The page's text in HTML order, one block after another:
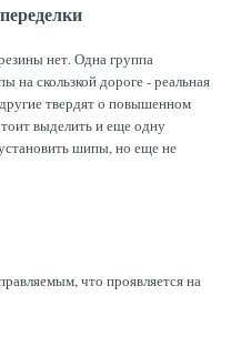
нет. Одна группа
на скользкой дороге - реальная
твердят о повышенном
выделить и еще одну
шипы, но еще не
что проявляется на